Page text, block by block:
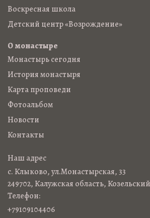
Воскресная школа
Детский центр «Возрождение»
О монастыре
Монастырь сегодня
История монастыря
Карта проповеди
Фотоальбом
Новости
Контакты
Наш адрес
с. Клыково, ул.Монастырская, 33
249702, Калужская область,
Телефон:
+79109104406